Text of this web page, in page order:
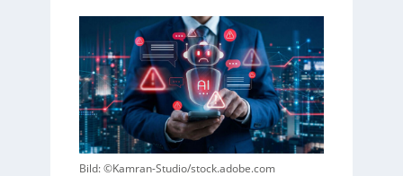
o
r
w
ü
r
f
e
w
e
o
r
e
s
c
o
u
Bild: ©Kamran-Studio/stock.adobe.com